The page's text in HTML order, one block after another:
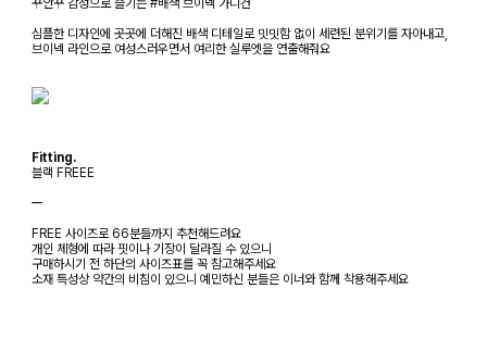
꾸안꾸 감성으로 즐기는 #배색 브이넥 가디건
심플한 디자인에 곳곳에 더해진 배색 디테일로 밋밋함 없이 세련된 분위기를 자아내고,
브이넥 라인으로 여성스러우면서 여리한 실루엣을 연출해줘요
Fitting.
블랙 FREEE
ㅡ
FREE 사이즈로 66분들까지 추천해드려요
개인 체형에 따라 핏이나 기장이 달라질 수 있으니
구매하시기 전 하단의 사이즈표를 꼭 참고해주세요
소재 특성상 약간의 비침이 있으니 예민하신 분들은 이너와 함께 착용해주세요